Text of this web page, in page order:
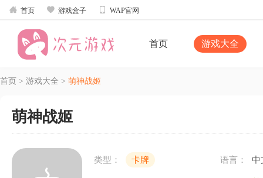
 首页  游戏盒子  WAP官网
首页 游戏大全
首页 > 游戏大全 > 萌神战姬
萌神战姬
类型： 卡牌 语言： 中